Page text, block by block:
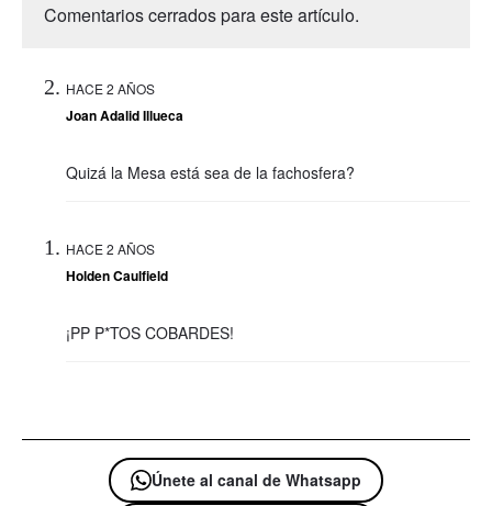
Comentarios cerrados para este artículo.
HACE 2 AÑOS
Joan Adalid Illueca
Quizá la Mesa está sea de la fachosfera?
HACE 2 AÑOS
Holden Caulfield
¡PP P*TOS COBARDES!
Únete al canal de Whatsapp